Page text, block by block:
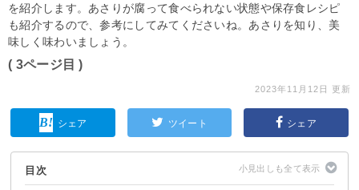
を紹介します。あさりが腐って食べられない状態や保存食レシピ
も紹介するので、参考にしてみてくださいね。あさりを知り、美
味しく味わいましょう。
( 3ページ目 )
2023年11月12日 更新
シェア ツイート シェア
目次